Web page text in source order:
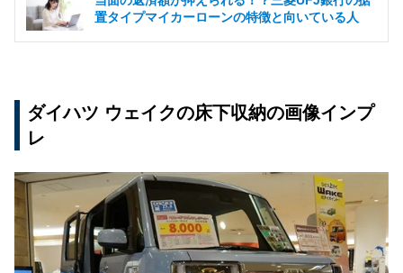
置タイプマイカーローンの特徴と向いている人
ダイハツ ウェイクの床下収納の画像インプ
レ